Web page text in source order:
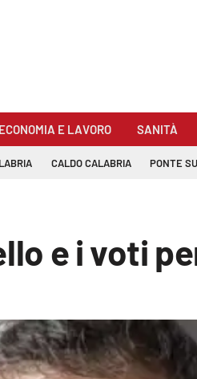
ECONOMIA E LAVORO SANITÀ
CALDO CALABRIA PONTE
e i voti